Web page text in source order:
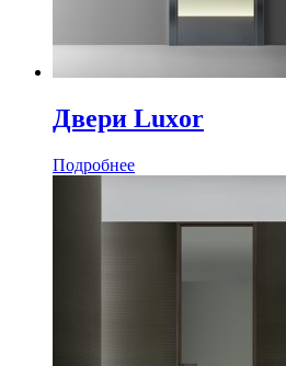
Двери Luxor
Подробнее